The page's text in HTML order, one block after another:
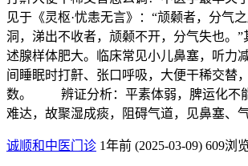
见于《灵枢·忧恚无言》：“颃颡者，分
洞，涕出不收者，颃颡不开，分气失也。”
述腺样体肥大。临床常见小儿鼻塞，听力
间睡眠时打鼾、张口呼吸，大便干稀交替
数。 辨证分析：平素体弱，脾运化不
难达，故聚湿成痰，阻碍气道，见鼻塞
诚顺和中医门诊 1年前 (2025-03-09) 609浏